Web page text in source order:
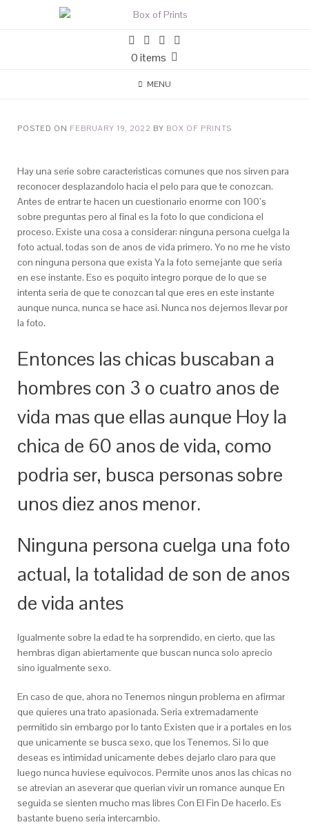
0 items
MENU
POSTED ON FEBRUARY 19, 2022 BY BOX OF PRINTS
Hay una serie sobre caracteristicas comunes que nos sirven para
reconocer desplazandolo hacia el pelo para que te conozcan.
Antes de entrar te hacen un cuestionario enorme con 100’s
sobre preguntas pero al final es la foto lo que condiciona el
proceso. Existe una cosa a considerar: ninguna persona cuelga la
foto actual, todas son de anos de vida primero. Yo no me he visto
con ninguna persona que exista Ya la foto semejante que seri­a
en ese instante. Eso es poquito integro porque de lo que se
intenta seri­a de que te conozcan tal que eres en este instante
aunque nunca, nunca se hace asi. Nunca nos dejemos llevar por
la foto.
Entonces las chicas buscaban a
hombres con 3 o cuatro anos de
vida mas que ellas aunque Hoy la
chica de 60 anos de vida, como
podri­a ser, busca personas sobre
unos diez anos menor.
Ninguna persona cuelga una foto
actual, la totalidad de son de anos
de vida antes
Igualmente sobre la edad te ha sorprendido, en cierto, que las
hembras digan abiertamente que buscan nunca solo aprecio
sino igualmente sexo.
En caso de que, ahora no Tenemos ningun problema en afirmar
que quieres una trato apasionada. Seri­a extremadamente
permitido sin embargo por lo tanto Existen que ir a portales en los
que unicamente se busca sexo, que los Tenemos. Si lo que
deseas es intimidad unicamente debes dejarlo claro para que
luego nunca huviese equivocos. Permite unos anos las chicas no
se atrevian an aseverar que querian vivir un romance aunque En
seguida se sienten mucho mas libres Con El Fin De hacerlo. Es
bastante bueno seri­a intercambio.